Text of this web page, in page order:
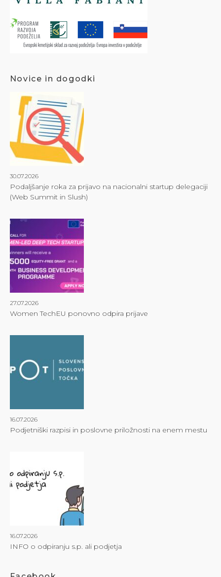
Novice in dogodki
30.07.2026
Podaljšanje roka za prijavo na nacionalni startup delegaciji
(Web Summit in Slush)
27.07.2026
Women TechEU ponovno odpira prijave
16.07.2026
Podjetniški razpisi in poslovne priložnosti na enem mestu
16.07.2026
INFO o odpiranju s.p. ali podjetja